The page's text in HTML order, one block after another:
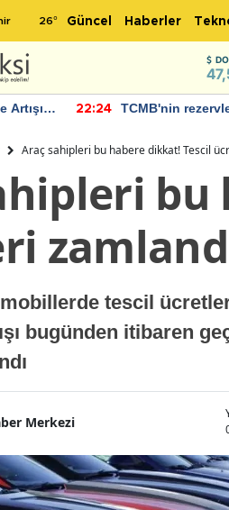
26° Güncel Haberler
Artışı
22:24
TCMB'nin
Araç sahipleri bu habere dikkat! Tescil
bu
tescil
bugünden itibaren
Merkezi